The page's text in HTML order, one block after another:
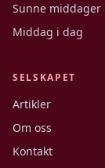
Sunne middager
Middag i dag
SELSKAPET
Artikler
Om oss
Kontakt